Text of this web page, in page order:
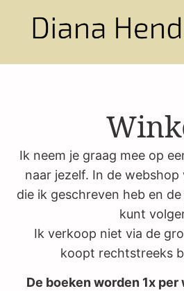
Ik neem je graag mee op
naar jezelf. In de webshop
die ik geschreven heb en de
kunt
Ik verkoop niet via de
koopt rechtstreeks
De boeken worden 1x